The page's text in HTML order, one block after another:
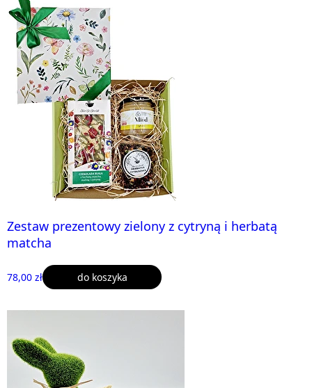
Zestaw prezentowy zielony z cytryną i herbatą
matcha
78,00 zł do koszyka